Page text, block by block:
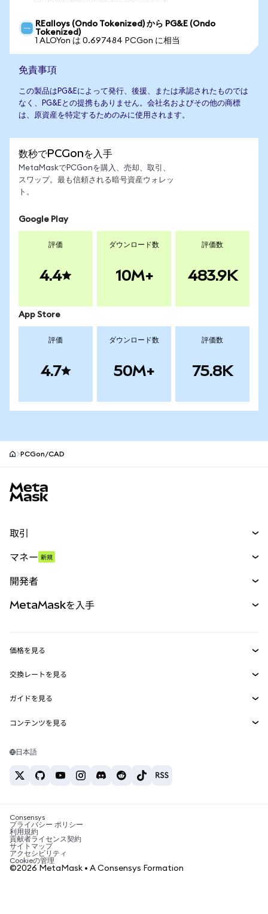
REalloys (Ondo Tokenized) から PG&E (Ondo
Tokenized)
1 ALOYon は 0.697484 PCGon に相当
免責事項
この製品はPG&Eによって発行、後援、または承認されたものでは
なく、PG&Eとの提携もありません。会社名およびその他の商標
は、原資産を特定するためのみに使用されます。
数秒でPCGonを入手
MetaMaskでPCGonを購入、売却、取引、
スワップ。最も信頼される暗号資産ウォレッ
ト。
Google Play
評価
4.4
ダウンロード数
10M+
評価数
483.9K
App Store
評価
4.7
ダウンロード数
50M+
評価数
75.8K
PCGon/CAD
取引
パーペチュアル
RWA
マネー 新規
開発者
MetaMask Connect
Snaps
Web3サービス
MetaMaskを入手
セキュリティ
サポート
キャリア
お問い合わせ
価格を見る
イーサリアムの価格
Solanaの価格
Tetherの価格
交換レートを見る
ETH→USD
USDT→INR
BTC→INR
ETH→USDT
ガイドを見る
ETHの購入
USDTの購入
SHIBの購入
BNBの購入
コンテンツを見る
Solanaウォレット
税制関連ニュース
暗号資産の購入方法は？
ビットコインを売るには？
日本語
Consensys
プライバシー ポリシー
利用規約
貢献者ライセンス契約
サイトマップ
アクセシビリティ
Cookieの管理
©2026 MetaMask • A Consensys Formation